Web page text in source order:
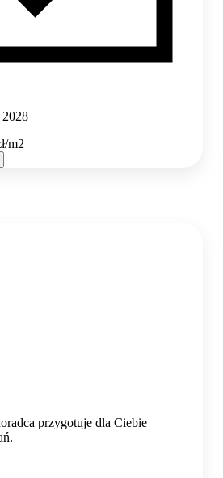
2028
m2
przygotuje dla Ciebie